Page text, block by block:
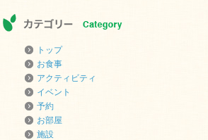
トップ
お食事
アクティビティ
イベント
予約
お部屋
施設